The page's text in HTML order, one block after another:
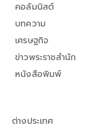
คอลัมนิสต์
บทความ
เศรษฐกิจ
ข่าวพระราชสำนัก
หนังสือพิมพ์
ต่างประเทศ